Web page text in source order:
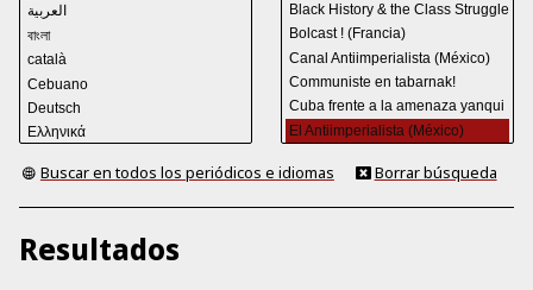
Buscar en todos los periódicos e idiomas Borrar búsqueda
Resultados